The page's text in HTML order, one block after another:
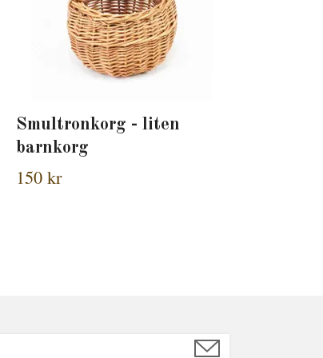
Smultronkorg - liten
barnkorg
150 kr